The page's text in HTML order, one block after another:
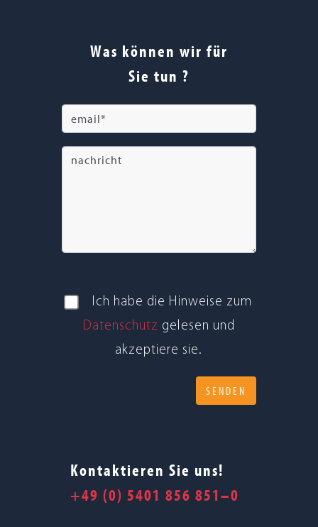
Was können wir für
Sie tun ?
Ich habe die Hin­weise zum
Daten­schutz gele­sen und
akzep­tiere sie.
Kontaktieren Sie uns!
+49 (0) 5401 856 851–0